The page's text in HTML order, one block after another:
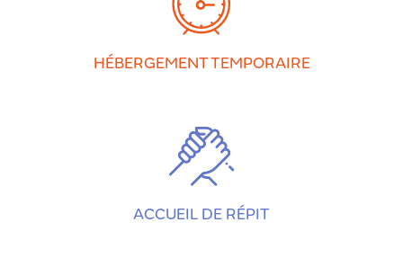
HÉBERGEMENT TEMPORAIRE
ACCUEIL DE RÉPIT